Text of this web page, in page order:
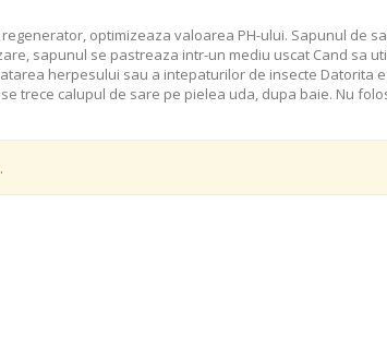
optimizeaza valoarea PH-ului. Sapunul de
sapunul se pastreaza intr-un mediu uscat Cand sa
herpesului sau a intepaturilor de insecte Datorita
trece calupul de sare pe pielea uda, dupa baie. Nu